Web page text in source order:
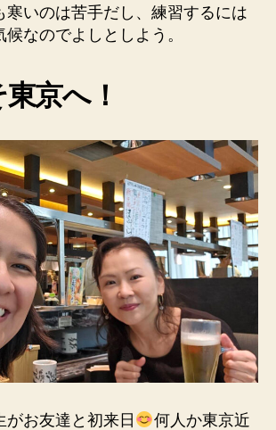
へ
の
寒いのは苦手だし、練習するには
なのでよしとしよう。
京へ！
がお友達と初来日
何人か東京近